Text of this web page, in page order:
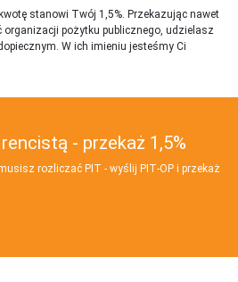
stanowi Twój 1,5%. Przekazując nawet
organizacji pożytku publicznego, udzielasz
W ich imieniu jesteśmy Ci
- przekaż 1,5%
rozliczać PIT - wyślij PIT‑OP i przekaż